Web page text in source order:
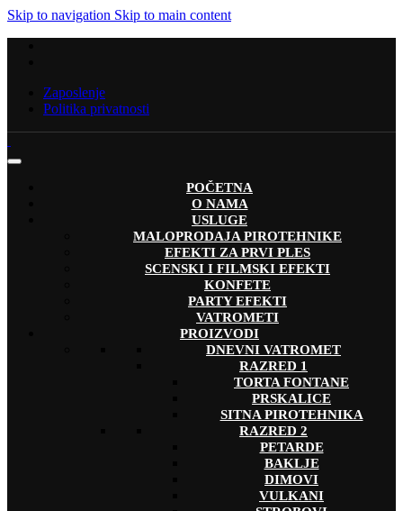
Skip to navigation Skip to main content
Zaposlenje
Politika privatnosti
POČETNA
O NAMA
USLUGE
MALOPRODAJA PIROTEHNIKE
EFEKTI ZA PRVI PLES
SCENSKI I FILMSKI EFEKTI
KONFETE
PARTY EFEKTI
VATROMETI
PROIZVODI
DNEVNI VATROMET
RAZRED 1
TORTA FONTANE
PRSKALICE
SITNA PIROTEHNIKA
RAZRED 2
PETARDE
BAKLJE
DIMOVI
VULKANI